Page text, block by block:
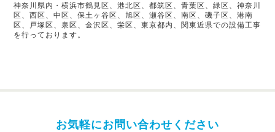
神奈川県内・横浜市鶴見区、港北区、都筑区、青葉区、緑区、神奈川
区、西区、中区、保土ヶ谷区、旭区、瀬谷区、南区、磯子区、港南
区、戸塚区、泉区、金沢区、栄区、東京都内、関東近県での設備工事
を行っております。
お気軽にお問い合わせください